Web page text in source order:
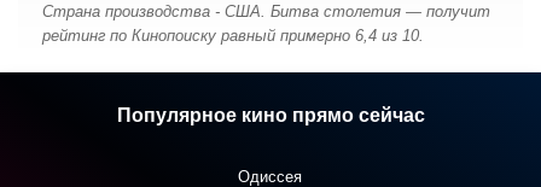
Страна производства - США. Битва столетия — получит
рейтинг по Кинопоиску равный примерно 6,4 из 10.
Популярное кино прямо сейчас
Одиссея